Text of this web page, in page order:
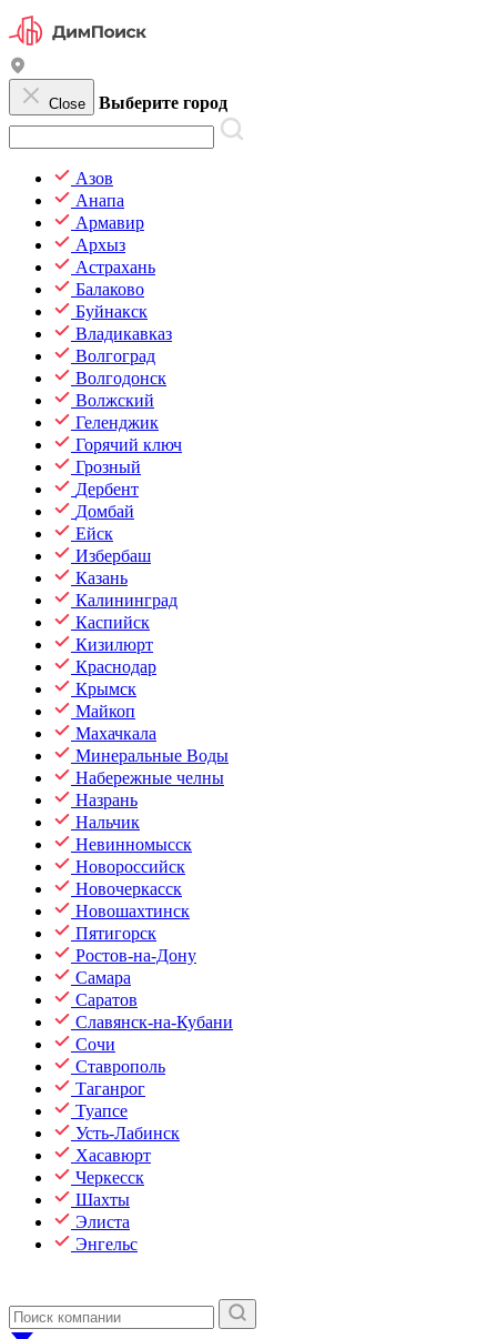
Close Выберите город
Азов
Анапа
Армавир
Архыз
Астрахань
Балаково
Буйнакск
Владикавказ
Волгоград
Волгодонск
Волжский
Геленджик
Горячий ключ
Грозный
Дербент
Домбай
Ейск
Избербаш
Казань
Калининград
Каспийск
Кизилюрт
Краснодар
Крымск
Майкоп
Махачкала
Минеральные Воды
Набережные челны
Назрань
Нальчик
Невинномысск
Новороссийск
Новочеркасск
Новошахтинск
Пятигорск
Ростов-на-Дону
Самара
Саратов
Славянск-на-Кубани
Сочи
Ставрополь
Таганрог
Туапсе
Усть-Лабинск
Хасавюрт
Черкесск
Шахты
Элиста
Энгельс